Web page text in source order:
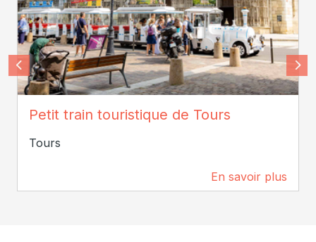
Petit train touristique de Tours
Tours
En savoir plus